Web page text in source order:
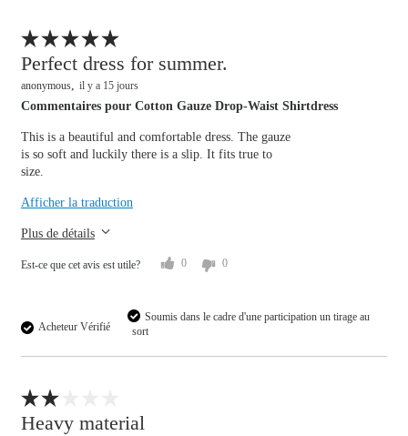
Perfect dress for summer.
il y a 15 jours
anonymous
Acheteur Vérifié
Soumis dans le cadre d'une participation un tirage au
sort
Commentaires pour Cotton Gauze Drop-Waist Shirtdress
This is a beautiful and comfortable dress. The gauze
is so soft and luckily there is a slip. It fits true to
size.
Afficher la traduction
Plus de détails
Overall size
Est-ce que cet avis est utile? 0 0
Signaler un avis
Heavy material